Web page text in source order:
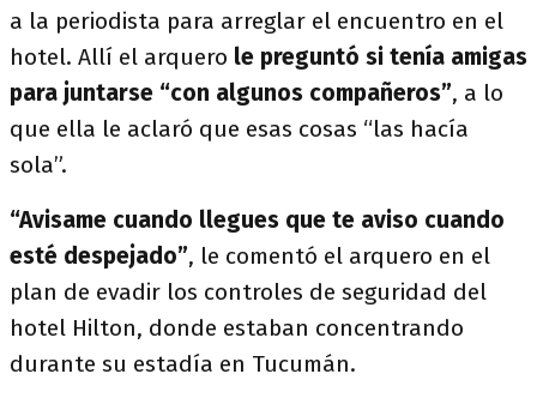
a la periodista para arreglar el encuentro en el
hotel. Allí el arquero le preguntó si tenía amigas
para juntarse “con algunos compañeros”, a lo
que ella le aclaró que esas cosas “las hacía
sola”.
“Avisame cuando llegues que te aviso cuando
esté despejado”, le comentó el arquero en el
plan de evadir los controles de seguridad del
hotel Hilton, donde estaban concentrando
durante su estadía en Tucumán.